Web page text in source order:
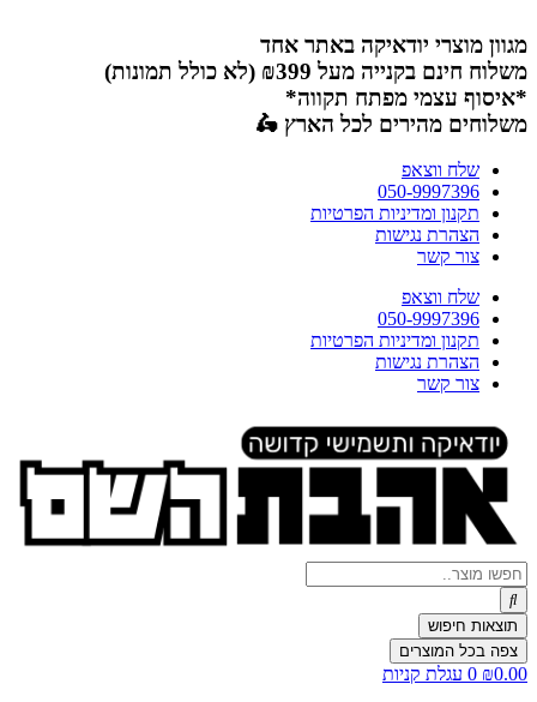
לתוכן
מגוון מוצרי יודאיקה באתר אחד
משלוח חינם בקנייה מעל ₪399 (לא כולל תמונות)
*איסוף עצמי מפתח תקווה*
משלוחים מהירים לכל הארץ 🛵
שלח ווצאפ
050-9997396
תקנון ומדיניות הפרטיות
הצהרת נגישות
צור קשר
שלח ווצאפ
050-9997396
תקנון ומדיניות הפרטיות
הצהרת נגישות
צור קשר
Search
...
תוצאות חיפוש
צפה בכל המוצרים
₪0.00
0 עגלת קניות